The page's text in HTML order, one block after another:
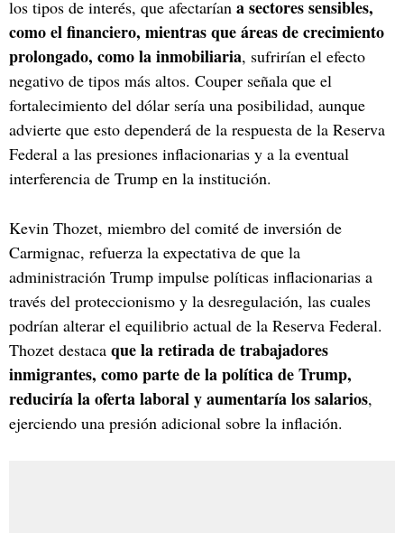
los tipos de interés, que afectarían a sectores sensibles,
como el financiero, mientras que áreas de crecimiento
prolongado, como la inmobiliaria, sufrirían el efecto
negativo de tipos más altos. Couper señala que el
fortalecimiento del dólar sería una posibilidad, aunque
advierte que esto dependerá de la respuesta de la Reserva
Federal a las presiones inflacionarias y a la eventual
interferencia de Trump en la institución.
Kevin Thozet, miembro del comité de inversión de
Carmignac, refuerza la expectativa de que la
administración Trump impulse políticas inflacionarias a
través del proteccionismo y la desregulación, las cuales
podrían alterar el equilibrio actual de la Reserva Federal.
Thozet destaca que la retirada de trabajadores
inmigrantes, como parte de la política de Trump,
reduciría la oferta laboral y aumentaría los salarios,
ejerciendo una presión adicional sobre la inflación.